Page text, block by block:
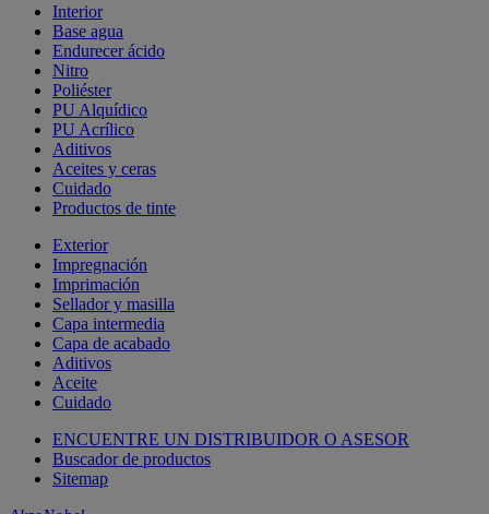
Interior
Base agua
Endurecer ácido
Nitro
Poliéster
PU Alquídico
PU Acrílico
Aditivos
Aceites y ceras
Cuidado
Productos de tinte
Exterior
Impregnación
Imprimación
Sellador y masilla
Capa intermedia
Capa de acabado
Aditivos
Aceite
Cuidado
ENCUENTRE UN DISTRIBUIDOR O ASESOR
Buscador de productos
Sitemap